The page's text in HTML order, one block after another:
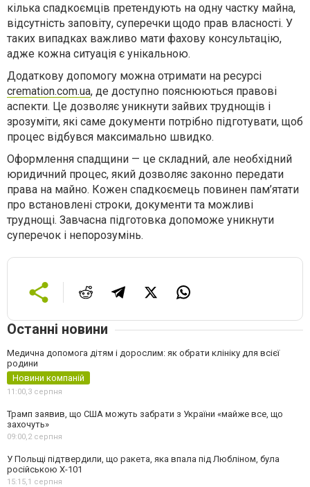
кілька спадкоємців претендують на одну частку майна,
відсутність заповіту, суперечки щодо прав власності. У
таких випадках важливо мати фахову консультацію,
адже кожна ситуація є унікальною.
Додаткову допомогу можна отримати на ресурсі
cremation.com.ua, де доступно пояснюються правові
аспекти. Це дозволяє уникнути зайвих труднощів і
зрозуміти, які саме документи потрібно підготувати, щоб
процес відбувся максимально швидко.
Оформлення спадщини — це складний, але необхідний
юридичний процес, який дозволяє законно передати
права на майно. Кожен спадкоємець повинен пам’ятати
про встановлені строки, документи та можливі
труднощі. Завчасна підготовка допоможе уникнути
суперечок і непорозумінь.
Останні новини
Медична допомога дітям і дорослим: як обрати клініку для всієї
родини
Новини компаній
11:00, 3 серпня
Трамп заявив, що США можуть забрати з України «майже все, що
захочуть»
09:00, 2 серпня
У Польщі підтвердили, що ракета, яка впала під Любліном, була
російською Х-101
15:15, 1 серпня